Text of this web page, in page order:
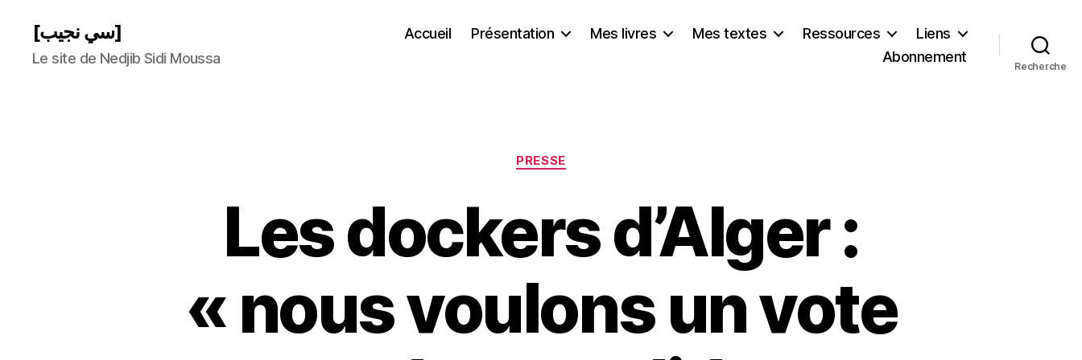
[سي نجيب]
Le site de Nedjib Sidi Moussa
Accueil Présentation Mes livres Mes textes Ressources
Liens
Abonnement
Recherche
Catégories
PRESSE
Les dockers d’Alger :
« nous voulons un vote